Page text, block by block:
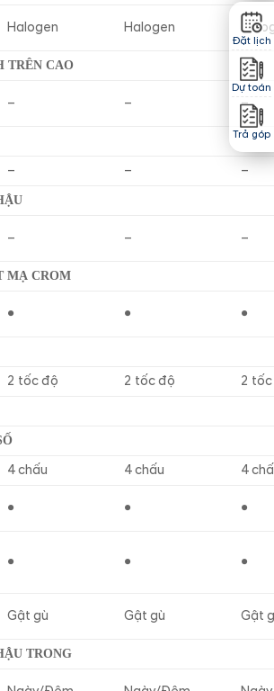
Halogen Halogen
TRÊN CAO
– – –
– – –
– – –
MẠ CROM
● ● ●
2 tốc độ 2 tốc độ 2
4 chấu 4 chấu
4
● ● ●
● ● ●
Gật gù Gật gù Gật
TRONG
Đặt lịch
Dự toán
Trả góp